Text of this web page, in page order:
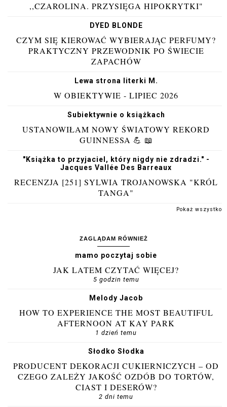
,,CZAROLINA. PRZYSIĘGA HIPOKRYTKI"
DYED BLONDE
CZYM SIĘ KIEROWAĆ WYBIERAJĄC PERFUMY?
PRAKTYCZNY PRZEWODNIK PO ŚWIECIE
ZAPACHÓW
Lewa strona literki M.
W OBIEKTYWIE - LIPIEC 2026
Subiektywnie o książkach
USTANOWIŁAM NOWY ŚWIATOWY REKORD
GUINNESSA 💪 📖
"Książka to przyjaciel, który nigdy nie zdradzi." -
Jacques Vallée Des Barreaux
RECENZJA [251] SYLWIA TROJANOWSKA "KRÓL
TANGA"
Pokaż wszystko
ZAGLĄDAM RÓWNIEŻ
mamo poczytaj sobie
JAK LATEM CZYTAĆ WIĘCEJ?
5 godzin temu
Melody Jacob
HOW TO EXPERIENCE THE MOST BEAUTIFUL
AFTERNOON AT KAY PARK
1 dzień temu
Słodko Słodka
PRODUCENT DEKORACJI CUKIERNICZYCH – OD
CZEGO ZALEŻY JAKOŚĆ OZDÓB DO TORTÓW,
CIAST I DESERÓW?
2 dni temu